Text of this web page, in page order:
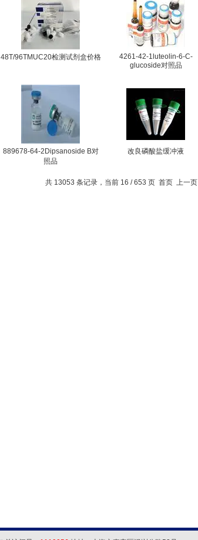
48T/96TMUC20检测试剂盒价格
4261-42-1luteolin-6-C-
glucoside对照品
889678-64-2Dipsanoside B对
照品
改良磷酸盐缓冲液
共 13053 条记录，当前 16 / 653 页 首页 上一页